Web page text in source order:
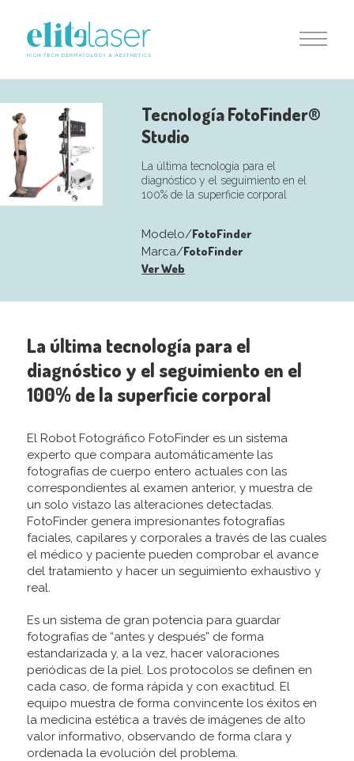
Tecnología FotoFinder®
Studio
La última tecnología para el
diagnóstico y el seguimiento en el
100% de la superficie corporal
Modelo/FotoFinder
Marca/FotoFinder
Ver Web
La última tecnología para el
diagnóstico y el seguimiento en el
100% de la superficie corporal
El Robot Fotográfico FotoFinder es un sistema
experto que compara automáticamente las
fotografías de cuerpo entero actuales con las
correspondientes al examen anterior, y muestra de
un solo vistazo las alteraciones detectadas.
FotoFinder genera impresionantes fotografías
faciales, capilares y corporales a través de las cuales
el médico y paciente pueden comprobar el avance
del tratamiento y hacer un seguimiento exhaustivo y
real.
Es un sistema de gran potencia para guardar
fotografías de “antes y después” de forma
estandarizada y, a la vez, hacer valoraciones
periódicas de la piel. Los protocolos se definen en
cada caso, de forma rápida y con exactitud. El
equipo muestra de forma convincente los éxitos en
la medicina estética a través de imágenes de alto
valor informativo, observando de forma clara y
ordenada la evolución del problema.